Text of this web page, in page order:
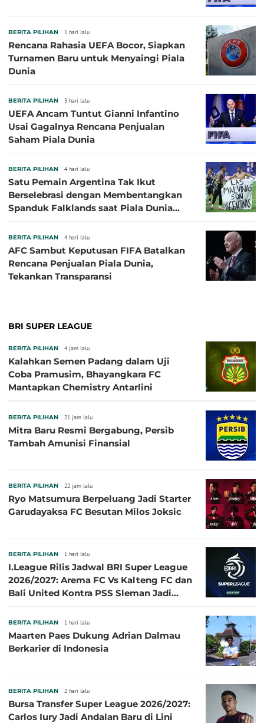
BERITA PILIHAN 1 hari lalu
Rencana Rahasia UEFA Bocor, Siapkan
Turnamen Baru untuk Menyaingi Piala
Dunia
BERITA PILIHAN 3 hari lalu
UEFA Ancam Tuntut Gianni Infantino
Usai Gagalnya Rencana Penjualan
Saham Piala Dunia
BERITA PILIHAN 4 hari lalu
Satu Pemain Argentina Tak Ikut
Berselebrasi dengan Membentangkan
Spanduk Falklands saat Piala Dunia
BERITA PILIHAN 4 hari lalu
AFC Sambut Keputusan FIFA Batalkan
Rencana Penjualan Piala Dunia,
Tekankan Transparansi
BRI SUPER LEAGUE
BERITA PILIHAN 4 jam lalu
Kalahkan Semen Padang dalam Uji
Coba Pramusim, Bhayangkara FC
Mantapkan Chemistry Antarlini
BERITA PILIHAN 21 jam lalu
Mitra Baru Resmi Bergabung, Persib
Tambah Amunisi Finansial
BERITA PILIHAN 22 jam lalu
Ryo Matsumura Berpeluang Jadi Starter
Garudayaksa FC Besutan Milos Joksic
BERITA PILIHAN 1 hari lalu
I.League Rilis Jadwal BRI Super League
2026/2027: Arema FC Vs Kalteng FC dan
Bali United Kontra PSS Sleman Jadi
BERITA PILIHAN 1 hari lalu
Maarten Paes Dukung Adrian Dalmau
Berkarier di Indonesia
BERITA PILIHAN 2 hari lalu
Bursa Transfer Super League 2026/2027:
Carlos Iury Jadi Andalan Baru di Lini